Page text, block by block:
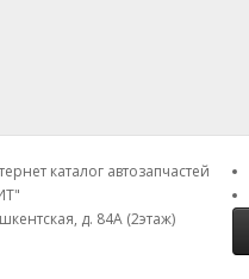
каталог автозапчастей
д. 84А (2этаж)